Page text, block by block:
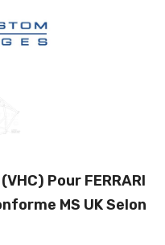
Pour FERRARI
MS UK Selon